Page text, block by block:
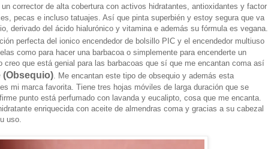
un corrector de alta cobertura con activos hidratantes, antioxidantes y factor
pecas e incluso tatuajes. Así que pinta superbién y estoy segura que va
derivado del ácido hialurónico y vitamina e además su fórmula es vegana.
perfecta del ionico encendedor de bolsillo PIC y el encendedor multiuso
como para hacer una barbacoa o simplemente para encenderte un
que está genial para las barbacoas que sí que me encantan coma así
(Obsequio). Me encantan este tipo de obsequio y además esta
mi marca favorita. Tiene tres hojas móviles de larga duración que se
punto está perfumado con lavanda y eucalipto, cosa que me encanta.
enriquecida con aceite de almendras coma y gracias a su cabezal
uso.